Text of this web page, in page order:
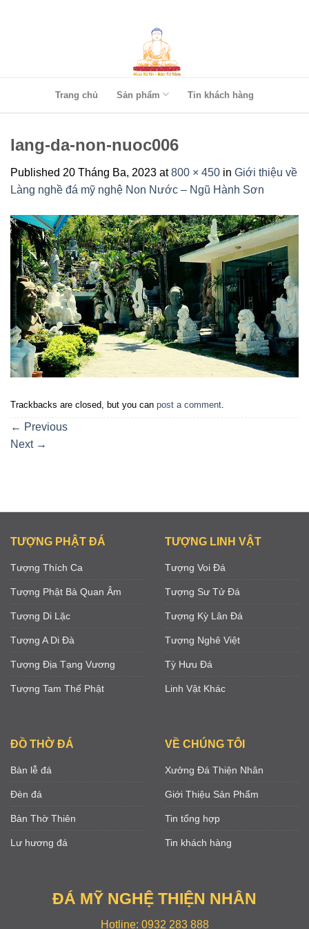
Trang chủ Sản phẩm Tin khách hàng
lang-da-non-nuoc006
Published 20 Tháng Ba, 2023 at800 × 450 in Giới thiệu về
Làng nghề đá mỹ nghệ Non Nước – Ngũ Hành Sơn
Trackbacks are closed, but you can post a comment.
← Previous
Next →
TƯỢNG PHẬT ĐÁ
Tượng Thích Ca
Tượng Phật Bà Quan Âm
Tượng Di Lặc
Tượng A Di Đà
Tượng Địa Tạng Vương
Tượng Tam Thế Phật
TƯỢNG LINH VẬT
Tượng Voi Đá
Tượng Sư Tử Đá
Tượng Kỳ Lân Đá
Tượng Nghê Việt
Tỳ Hưu Đá
Linh Vật Khác
ĐỒ THỜ ĐÁ
Bàn lễ đá
Đèn đá
Bàn Thờ Thiên
Lư hương đá
VỀ CHÚNG TÔI
Xưởng Đá Thiện Nhân
Giới Thiệu Sản Phẩm
Tin tổng hợp
Tin khách hàng
ĐÁ MỸ NGHỆ THIỆN NHÂN
Hotline: 0932 283 888